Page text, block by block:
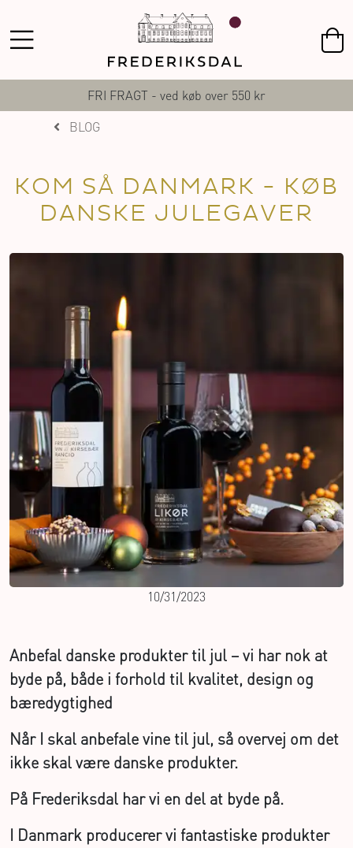
FRI FRAGT - ved køb over 550 kr
BLOG
KOM SÅ DANMARK - KØB
DANSKE JULEGAVER
10/31/2023
Anbefal danske produkter til jul – vi har nok at
byde på, både i forhold til kvalitet, design og
bæredygtighed
Når I skal anbefale vine til jul, så overvej om det
ikke skal være danske produkter.
På Frederiksdal har vi en del at byde på.
I Danmark producerer vi fantastiske produkter